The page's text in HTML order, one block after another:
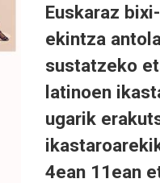
Euskaraz
ekintza
sustatzeko
latinoen
ugarik
4ean 11ean